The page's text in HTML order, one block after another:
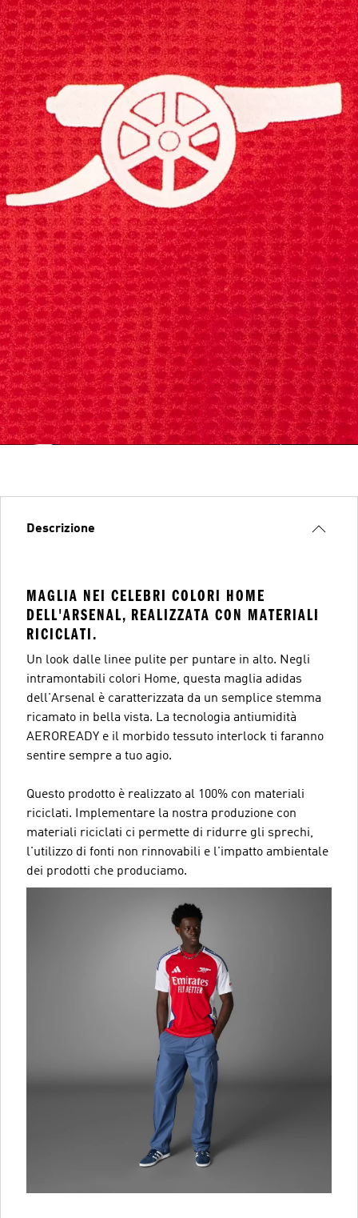
Descrizione
MAGLIA NEI CELEBRI COLORI HOME
DELL'ARSENAL, REALIZZATA CON MATERIALI
RICICLATI.
Un look dalle linee pulite per puntare in alto. Negli
intramontabili colori Home, questa maglia adidas
dell'Arsenal è caratterizzata da un semplice stemma
ricamato in bella vista. La tecnologia antiumidità
AEROREADY e il morbido tessuto interlock ti faranno
sentire sempre a tuo agio.
Questo prodotto è realizzato al 100% con materiali
riciclati. Implementare la nostra produzione con
materiali riciclati ci permette di ridurre gli sprechi,
l'utilizzo di fonti non rinnovabili e l'impatto ambientale
dei prodotti che produciamo.